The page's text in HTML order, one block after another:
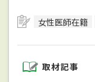
女性医師在籍
取材記事